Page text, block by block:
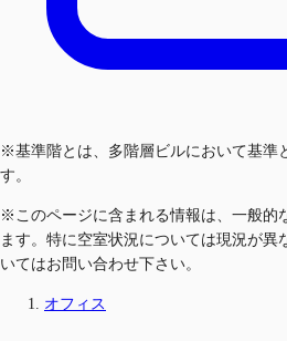
※基準階とは、多階層ビルにおいて基準
す。
※このページに含まれる情報は、一般的
ます。特に空室状況については現況が異
いてはお問い合わせ下さい。
オフィス